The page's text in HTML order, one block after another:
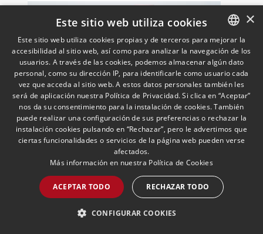
Andersen nombra a Pablo
Gómez-Acebo como
codirector de Fiscal en Iberia
junto con Borja de Gabriel
29/04/2026
de una práctica integrada por 108
profesionales en España y Portugal, de
los que 24 son Socios
SPANISH
ENGLISH
PORTUGUESE
×
Este sitio web utiliza cookies
Este sitio web utiliza cookies propias y de terceros para mejorar la
accesibilidad al sitio web, así como para analizar la navegación de los
usuarios. A través de las cookies, podemos almacenar algún dato
personal, como su dirección IP, para identificarle como usuario cada
vez que acceda al sitio web. A estos datos personales también les
será de aplicación nuestra Política de Privacidad. Si clica en “Aceptar”
nos da su consentimiento para la instalación de cookies. También
puede realizar una configuración de sus preferencias o rechazar la
instalación cookies pulsando en “Rechazar”, pero le advertimos que
ciertas funcionalidades o servicios de la página web pueden verse
afectados.
Más información en nuestra Política de Cookies
ACEPTAR TODO RECHAZAR TODO
CONFIGURAR COOKIES